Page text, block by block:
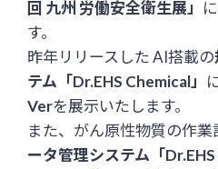
回 九州 労働安全衛生展」
す。
昨年リリースした AI搭載の
テム「Dr.EHS Chemical」
Verを展示いたします。
また、がん原性物質の作業
ータ管理システム「